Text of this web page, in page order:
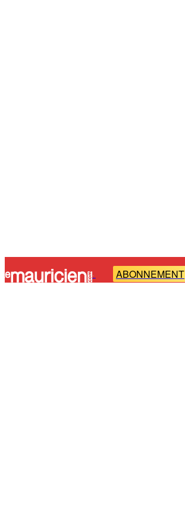
- ABONNEMENT